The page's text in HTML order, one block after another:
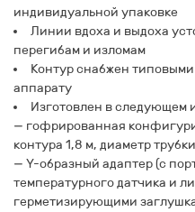
индивидуальной упаковке
Линии вдоха и выдоха
перегибам и изломам
Контур снабжен
аппарату
Изготовлен в следующем
— гофрированная
контура 1,8 м, диаметр
— Y-образный адаптер (с
температурного датчика и
герметизирующими